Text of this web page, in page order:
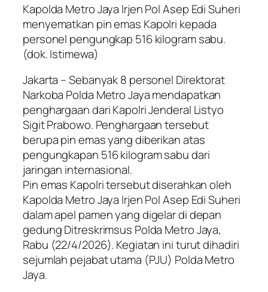
Kapolda Metro Jaya Irjen Pol Asep Edi Suheri
menyematkan pin emas Kapolri kepada
personel pengungkap 516 kilogram sabu.
(dok. Istimewa)
Jakarta – Sebanyak 8 personel Direktorat
Narkoba Polda Metro Jaya mendapatkan
penghargaan dari Kapolri Jenderal Listyo
Sigit Prabowo. Penghargaan tersebut
berupa pin emas yang diberikan atas
pengungkapan 516 kilogram sabu dari
jaringan internasional.
Pin emas Kapolri tersebut diserahkan oleh
Kapolda Metro Jaya Irjen Pol Asep Edi Suheri
dalam apel pamen yang digelar di depan
gedung Ditreskrimsus Polda Metro Jaya,
Rabu (22/4/2026). Kegiatan ini turut dihadiri
sejumlah pejabat utama (PJU) Polda Metro
Jaya.